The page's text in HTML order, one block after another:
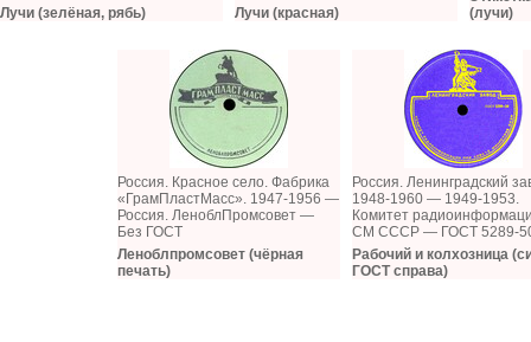
Лучи (зелёная, рябь)
Лучи (красная)
(лучи)
Россия. Красное село. Фабрика
«ГрамПластМасс». 1947-1956 —
Россия. ЛеноблПромсовет —
Без ГОСТ
Леноблпромсовет (чёрная
печать)
Россия. Ленинградский
1948-1960 — 1949-1953.
Комитет
СМ СССР — ГОСТ 5289-
Рабочий и колхозница
ГОСТ справа)